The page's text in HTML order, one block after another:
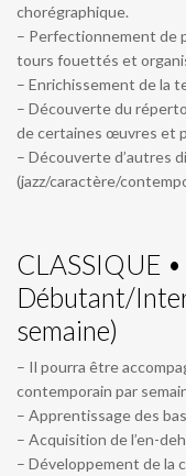
chorégraphique.
– Perfectionnement de
tours fouettés et
– Enrichissement de la
– Découverte du
de certaines œuvres et
– Découverte d’autres
(jazz/caractère/
CLASSIQUE
Débutant/
semaine)
– Il pourra être
contemporain par
– Apprentissage des
– Acquisition de l’en-
– Développement de la